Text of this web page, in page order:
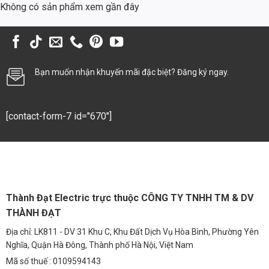
Điện áp:
AC 12V, đảm bảo an toàn khi sử dụng trong môi trường
nước.
Tiêu chuẩn chống nước:IP68, đảm bảo khả năng chống nước
tuyệt đối.
4. So Sánh Kinh Tế: Tiết Kiệm Chi Phí Về Lâu Dài
mang lại lợi ích kinh tế vượt trội:
Tuổi thọ cao:Tuổi thọ trung bình từ 30.000 – 50.000 giờ, giảm
thiểu chi phí thay thế và bảo trì.
Giảm chi phí bảo trì:Do tuổi thọ cao và khả năng chống chịu tốt,
đèn Led âm nước ít cần bảo trì hơn so với các loại đèn khác.
Không có sản phẩm xem gần đây
Bạn muốn nhận khuyến mãi đặc biệt? Đăng ký ngay.
[contact-form-7 id="670"]
Thành Đạt Electric trực thuộc CÔNG TY TNHH TM & DV
THÀNH ĐẠT
Địa chỉ: LK811 - DV 31 Khu C, Khu Đất Dịch Vụ Hòa Bình, Phường Yên
Nghĩa, Quận Hà Đông, Thành phố Hà Nội, Việt Nam
Mã số thuế : 0109594143